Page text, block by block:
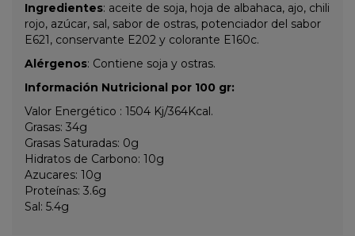
Ingredientes: aceite de soja, hoja de albahaca, ajo, chili
rojo, azúcar, sal, sabor de ostras, potenciador del sabor
E621, conservante E202 y colorante E160c.
Alérgenos: Contiene soja y ostras.
Información Nutricional por 100 gr:
Valor Energético : 1504 Kj/364Kcal.
Grasas: 34g
Grasas Saturadas: 0g
Hidratos de Carbono: 10g
Azucares: 10g
Proteínas: 3.6g
Sal: 5.4g